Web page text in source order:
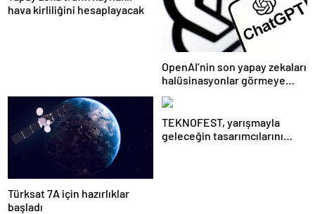
hava kirliliğini hesaplayacak
OpenAI’nin son yapay zekaları
halüsinasyonlar görmeye
başladı
Türksat 7A için hazırlıklar
başladı
TEKNOFEST, yarışmayla
geleceğin tasarımcılarını